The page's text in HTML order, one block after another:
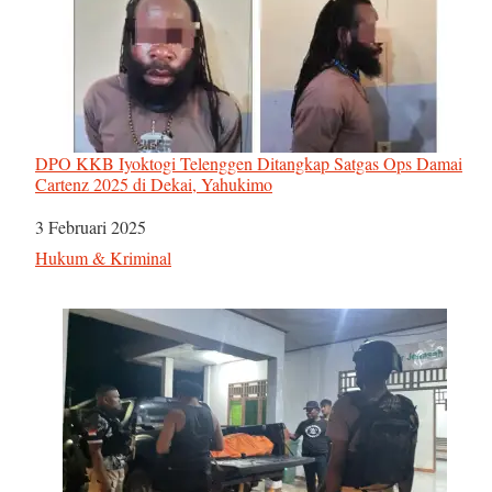
DPO KKB Iyoktogi Telenggen Ditangkap Satgas Ops Damai
Cartenz 2025 di Dekai, Yahukimo
Tanggal
3 Februari 2025
Sehubungan dengan
Hukum & Kriminal